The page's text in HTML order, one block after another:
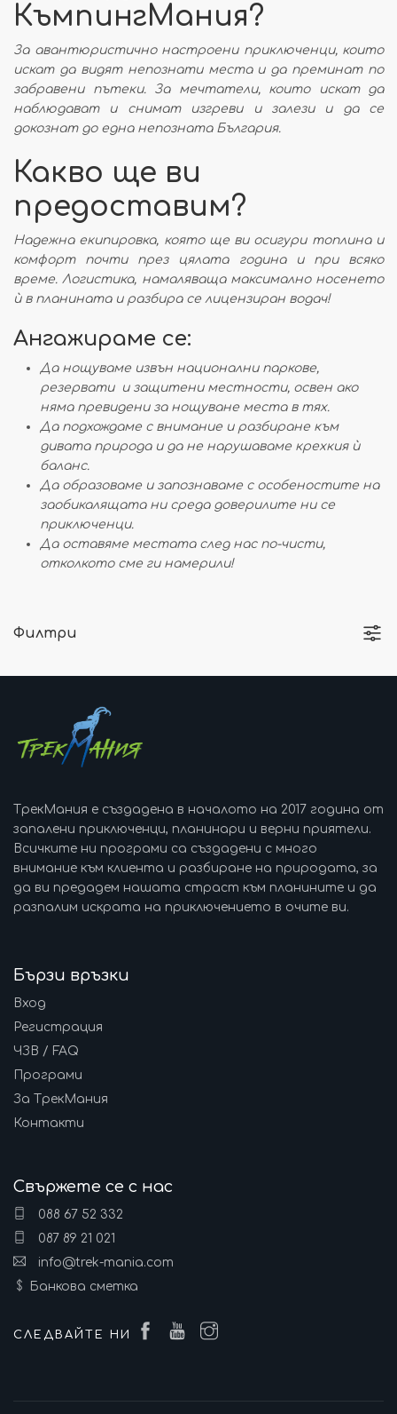
КъмпингМания?
За авантюристично настроени приключенци, които
искат да видят непознати места и да преминат по
забравени пътеки. За мечтатели, които искат да
наблюдават и снимат изгреви и залези и да се
докознат до една непозната България.
Какво ще ви
предоставим?
Надежна екипировка, която ще ви осигури топлина и
комфорт почти през цялата година и при всяко
време. Логистика, намаляваща максимално носенето
ѝ в планината и разбира се лицензиран водач!
Ангажираме се:
Да нощуваме извън национални паркове,
резервати и защитени местности, освен ако
няма превидени за нощуване места в тях.
Да подхождаме с внимание и разбиране към
дивата природа и да не нарушаваме крехкия ѝ
баланс.
Да образоваме и запознаваме с особеностите на
заобикалящата ни среда доверилите ни се
приключенци.
Да оставяме местата след нас по-чисти,
отколкото сме ги намерили!
Филтри
ТрекМания е създадена в началото на 2017 година от
запалени приключенци, планинари и верни приятели.
Всичките ни програми са създадени с много
внимание към клиента и разбиране на природата, за
да ви предадем нашата страст към планините и да
разпалим искрата на приключението в очите ви.
Бързи връзки
Вход
Регистрация
ЧЗВ / FAQ
Програми
За ТрекМания
Контакти
Свържете се с нас
088 67 52 332
087 89 21 021
info@trek-mania.com
Банкова сметка
СЛЕДВАЙТЕ НИ